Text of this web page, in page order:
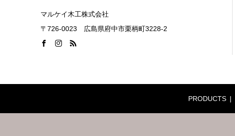
マルケイ木工株式会社
〒726-0023 広島県府中市栗柄町3228-2
PRODUCTS